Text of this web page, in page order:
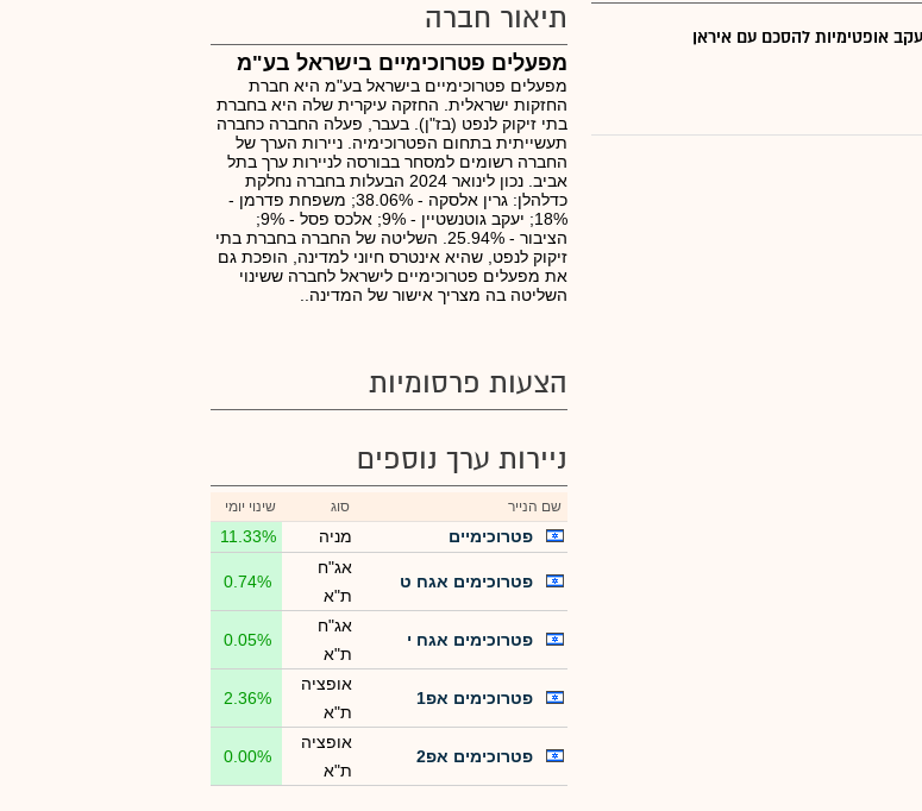
אופטימיות להסכם עם איראן
תיאור חברה
מפעלים פטרוכימיים בישראל בע"מ
מפעלים פטרוכימיים בישראל בע"מ היא חברת
החזקות ישראלית. החזקה עיקרית שלה היא בחברת
בתי זיקוק לנפט (בז"ן). בעבר, פעלה החברה כחברה
תעשייתית בתחום הפטרוכימיה. ניירות הערך של
החברה רשומים למסחר בבורסה לניירות ערך בתל
אביב. נכון לינואר 2024 הבעלות בחברה נחלקת
כדלהלן: גרין אלסקה - 38.06%; משפחת פדרמן -
18%; יעקב גוטנשטיין - 9%; אלכס פסל - 9%;
הציבור - 25.94%. השליטה של החברה בחברת בתי
זיקוק לנפט, שהיא אינטרס חיוני למדינה, הופכת גם
את מפעלים פטרוכימיים לישראל לחברה ששינוי
השליטה בה מצריך אישור של המדינה..
הצעות פרסומיות
ניירות ערך נוספים
שם הנייר סוג שינוי יומי
פטרוכימיים מניה 11.33%
פטרוכימים אגח ט
אג"ח
ת"א
0.74%
פטרוכימים אגח י
אג"ח
ת"א
0.05%
פטרוכימים אפ1
אופציה
ת"א
2.36%
פטרוכימים אפ2
אופציה
ת"א
0.00%